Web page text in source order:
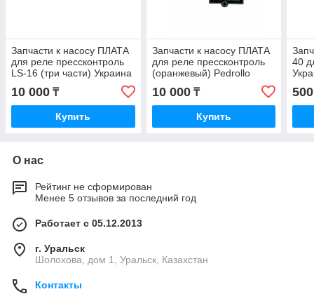
Запчасти к насосу ПЛАТА
для реле прессконтроль
LS-16 (три части) Украина
10 000 ₸
Купить
Запчасти к насосу ПЛАТА
для реле прессконтроль
(оранжевый) Pedrollo
10 000₸
Купить
40
500
О нас
Рейтинг не сформирован
Менее 5 отзывов за последний год
Работает с 05.12.2013
г. Уральск
Шолохова, дом 1, Уральск, Казахстан
Контакты